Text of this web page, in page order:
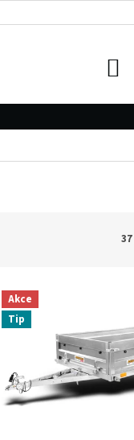
37
Akce
Tip